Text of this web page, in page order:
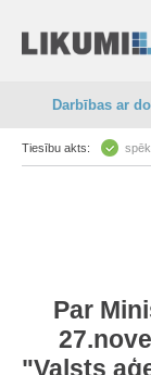
Darbības ar
Tiesību akts:
Par
"Valsts